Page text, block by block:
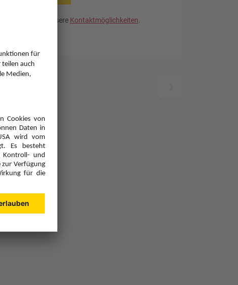
Nutzen Sie unsere Kontaktmöglichkeiten.